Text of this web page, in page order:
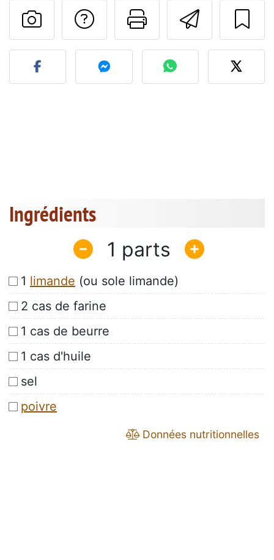
Imprimer
Poser une
Publier votre photo de
Ingrédients
1
1 limande (ou sole limande)
2 cas de farine
1 cas de beurre
1 cas d'huile
sel
poivre
Données nutritionnelles